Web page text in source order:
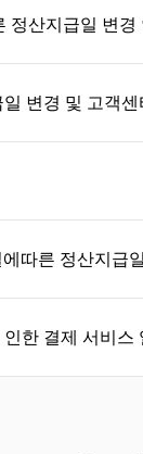
정산지급일 변경
변경 및 고객센
따른 정산지급
한 결제 서비스